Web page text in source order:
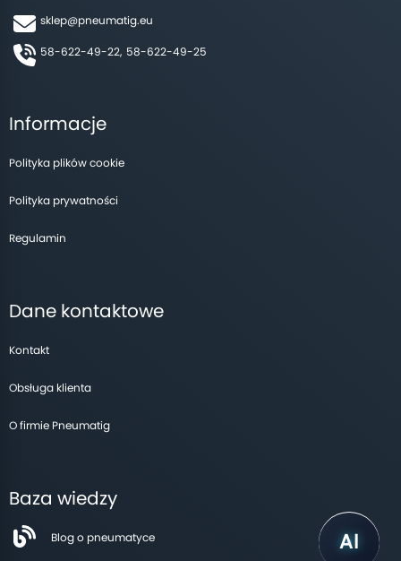
sklep@pneumatig.eu
58-622-49-22, 58-622-49-25
Informacje
Polityka plików cookie
Polityka prywatności
Regulamin
Dane kontaktowe
Kontakt
Obsługa klienta
O firmie Pneumatig
Baza wiedzy
Blog o pneumatyce